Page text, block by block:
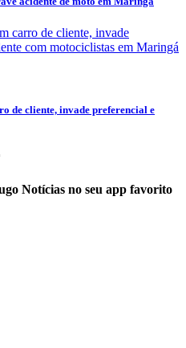
de cliente, invade preferencial e
Notícias no seu app favorito